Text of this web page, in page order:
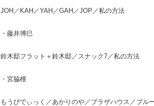
JOH／KAH／YAH／GAH／JOP／私の方法
・藤井博巳
鈴木邸フラット＋鈴木邸／スナック7／私の方法
・宮脇檀
もうびでぃっく／あかりのや／プラザハウス／ブル